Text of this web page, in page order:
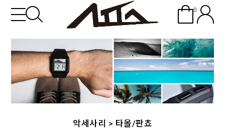
0
악세사리 > 타올/판쵸